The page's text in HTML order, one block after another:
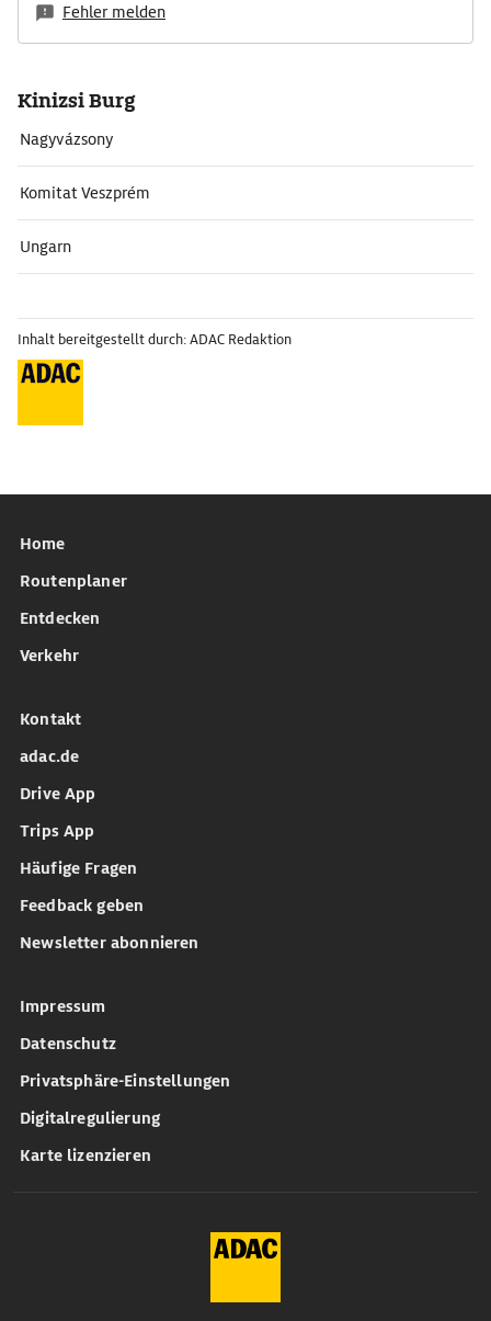
Fehler melden
Kinizsi Burg
Nagyvázsony
Komitat Veszprém
Ungarn
Inhalt bereitgestellt durch: ADAC Redaktion
Home
Routenplaner
Entdecken
Verkehr
Kontakt
adac.de
Drive App
Trips App
Häufige Fragen
Feedback geben
Newsletter abonnieren
Impressum
Datenschutz
Privatsphäre-Einstellungen
Digitalregulierung
Karte lizenzieren